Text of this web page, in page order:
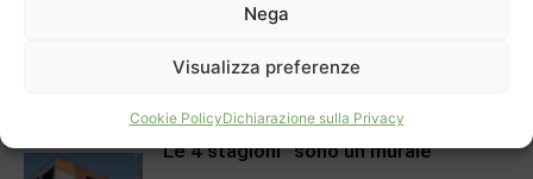
Nega
Visualizza preferenze
Cookie PolicyDichiarazione sulla Privacy
Approfondimento
conosciuta
“Le 4 stagioni” sono un murale